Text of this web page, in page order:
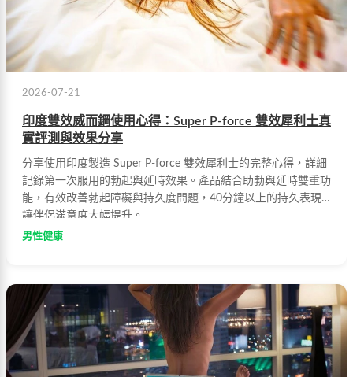
2026-07-21
印度雙效威而鋼使用心得：Super P-force 雙效犀利士真
實評測與效果分享
分享使用印度製造 Super P-force 雙效犀利士的完整心得，詳細
記錄第一次服用的勃起與延時效果。產品結合助勃與延時雙重功
能，有效改善勃起障礙與持久度問題，40分鐘以上的持久表現
讓伴侶滿意度大幅提升。
男性健康